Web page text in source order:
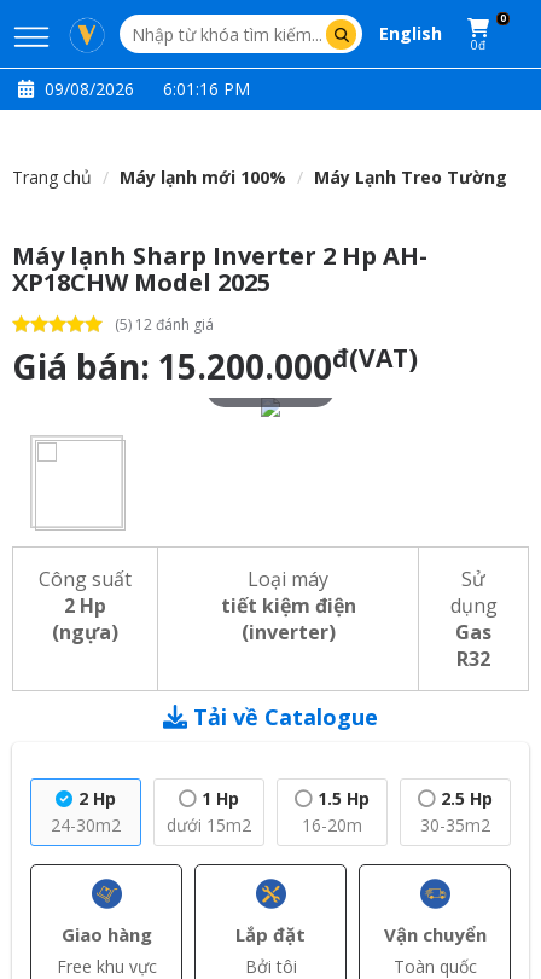
English
0
0đ
09/08/2026 6:01:17 PM
Trang chủ Máy lạnh mới 100% Máy Lạnh Treo Tường
Máy lạnh Sharp Inverter 2 Hp AH-
XP18CHW Model 2025
(5) 12 đánh giá
Giá bán: 15.200.000đ(VAT)
Công suất
2 Hp
(ngựa)
Loại máy
tiết kiệm điện
(inverter)
Sử
dụng
Gas
R32
Tải về Catalogue
2 Hp
24-30m2
1 Hp
dưới 15m2
1.5 Hp
16-20m
2.5 Hp
30-35m2
Giao hàng
Free khu vực
Lắp đặt
Bởi tôi
Vận chuyển
Toàn quốc